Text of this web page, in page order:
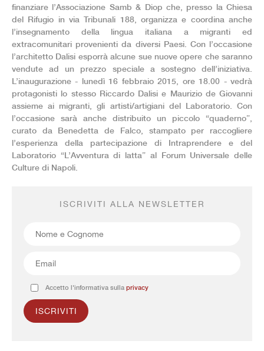
finanziare l’Associazione Samb & Diop che, presso la Chiesa
del Rifugio in via Tribunali 188, organizza e coordina anche
l’insegnamento della lingua italiana a migranti ed
extracomunitari provenienti da diversi Paesi. Con l’occasione
l’architetto Dalisi esporrà alcune sue nuove opere che saranno
vendute ad un prezzo speciale a sostegno dell’iniziativa.
L’inaugurazione - lunedì 16 febbraio 2015, ore 18.00 - vedrà
protagonisti lo stesso Riccardo Dalisi e Maurizio de Giovanni
assieme ai migranti, gli artisti/artigiani del Laboratorio. Con
l’occasione sarà anche distribuito un piccolo “quaderno”,
curato da Benedetta de Falco, stampato per raccogliere
l’esperienza della partecipazione di Intraprendere e del
Laboratorio “L’Avventura di latta” al Forum Universale delle
Culture di Napoli.
ISCRIVITI ALLA NEWSLETTER
Accetto l'informativa sulla privacy